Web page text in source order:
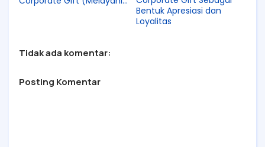
Bentuk Apresiasi dan
Loyalitas
Tidak ada komentar:
Posting Komentar